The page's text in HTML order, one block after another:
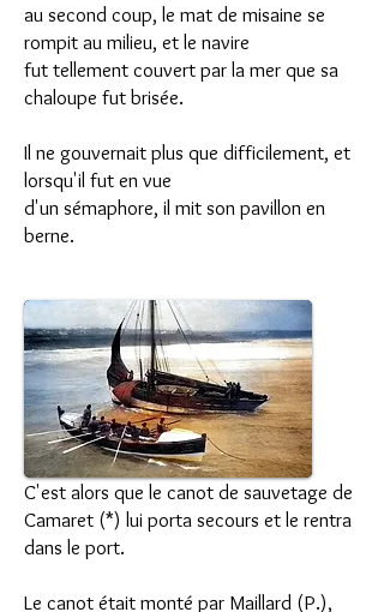
au second coup, le mat de misaine se
rompit au milieu, et le navire
fut tellement couvert par la mer que sa
chaloupe fut brisée.
Il ne gouvernait plus que difficilement, et
lorsqu'il fut en vue
d'un sémaphore, il mit son pavillon en
berne.
C'est alors que le canot de sauvetage de
Camaret (*) lui porta secours et le rentra
dans le port.
Le canot était monté par Maillard (P.),